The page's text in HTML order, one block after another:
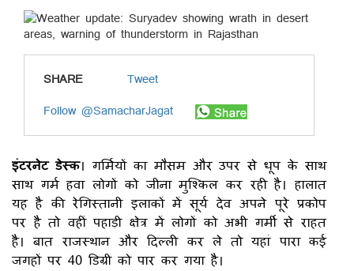
SHARE
Tweet
Follow @SamacharJagat
इंटरनेट डेस्क। गर्मियों का मौसम और उपर से धूप के साथ
साथ गर्म हवा लोगों को जीना मुश्किल कर रही है। हालात
यह है की रेगिस्तानी इलाकों में सूर्य देव अपने पूरे प्रकोप
पर है तो वहीं पहाड़ी क्षेत्र में लोगों को अभी गर्मी से राहत
है। बात राजस्थान और दिल्ली कर ले तो यहां पारा कई
जगहों पर 40 डिग्री को पार कर गया है।